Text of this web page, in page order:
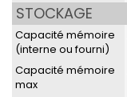
STOCKAGE
Capacité mémoire
(interne ou fourni)
Capacité mémoire
max